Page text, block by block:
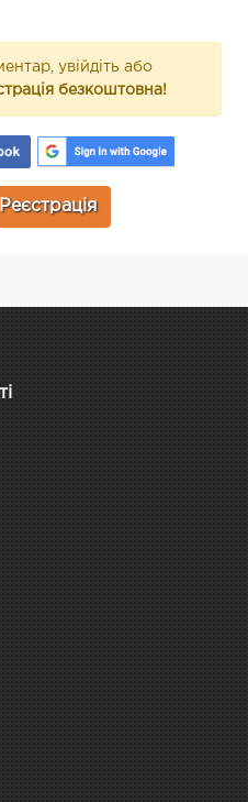
увійдіть або
безкоштовна!
Реєстрація